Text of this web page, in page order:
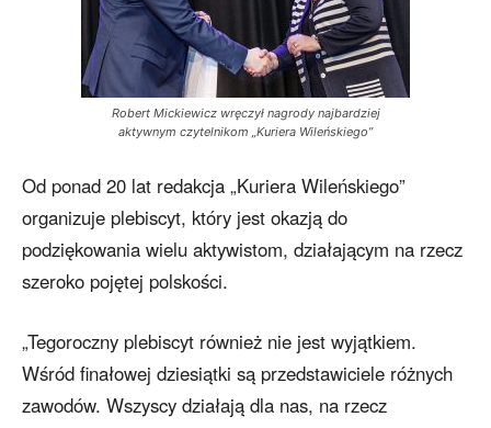
Robert Mickiewicz wręczył nagrody najbardziej
aktywnym czytelnikom „Kuriera Wileńskiego”
Od ponad 20 lat redakcja „Kuriera Wileńskiego”
organizuje plebiscyt, który jest okazją do
podziękowania wielu aktywistom, działającym na rzecz
szeroko pojętej polskości.
„Tegoroczny plebiscyt również nie jest wyjątkiem.
Wśród finałowej dziesiątki są przedstawiciele różnych
zawodów. Wszyscy działają dla nas, na rzecz